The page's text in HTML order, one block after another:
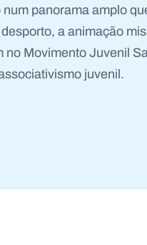
panorama amplo
a animação
no Movimento Juvenil
juvenil.